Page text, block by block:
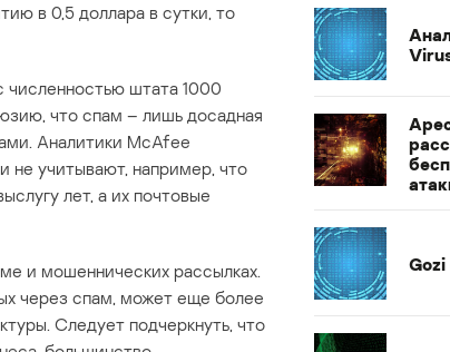
в 0,5 доллара в сутки, то
численностью штата 1000
что спам – лишь досадная
Аналитики McAfee
не учитывают, например, что
лет, а их почтовые
и мошеннических рассылках.
через спам, может еще более
Следует подчеркнуть, что